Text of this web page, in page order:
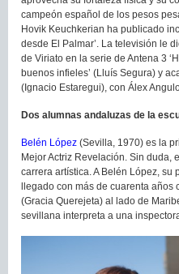
campeón español de los pesos
Hovik Keuchkerian ha publicado
desde El Palmar’. La televisión le
de Viriato en la serie de Antena 3
buenos infieles’ (Lluís Segura) y
(Ignacio Estaregui), con Álex
Dos alumnas andaluzas de la
Belén López (Sevilla, 1970) es la
Mejor Actriz Revelación. Sin duda,
carrera artística. A Belén López,
llegado con más de cuarenta años
(Gracia Querejeta) al lado de
sevillana interpreta a una